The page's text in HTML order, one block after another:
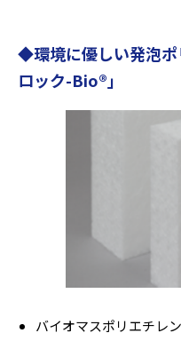
◆環境に優しい発泡
ロック-Bio®」
バイオマスポリエチレ